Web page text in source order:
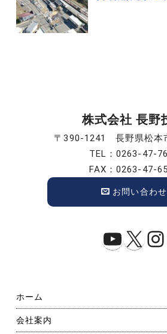
ー
株式会社 長野
〒390-1241 長野県松本
TEL：0263-47-
FAX：0263-47-
お問い合わせ
X
ホーム
会社案内